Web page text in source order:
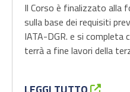
Il Corso è finalizzato alla
sulla base dei requisiti
IATA-DGR. e si completa
terrà a fine lavori della